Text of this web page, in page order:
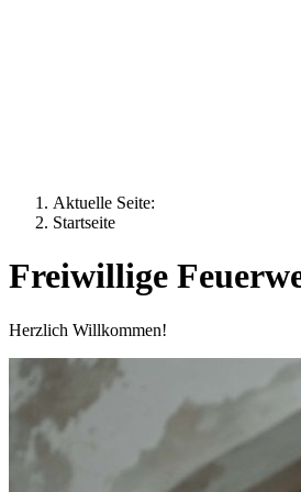
Aktuelle Seite:
Startseite
Freiwillige
Herzlich Willkommen!